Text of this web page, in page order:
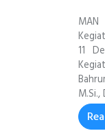
11
M.Si.,